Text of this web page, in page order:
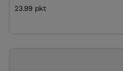
23.99 pktpunktów